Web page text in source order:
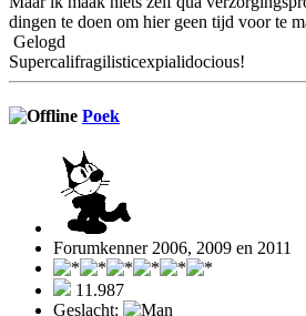
dingen te doen om hier geen tijd voor te
Gelogd
Supercalifragilisticexpialidocious!
Poek
Forumkenner 2006, 2009 en 2011
11.987
Geslacht: